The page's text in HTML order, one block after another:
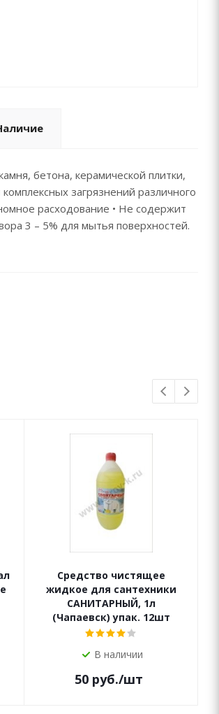
бетона, керамической плитки,
загрязнений различного
расходование • Не содержит
3 – 5% для мытья поверхностей.
Средство чистящее
жидкое для сантехники
САНИТАРНЫЙ, 1л
(Чапаевск) упак. 12шт
В наличии
50 руб./шт